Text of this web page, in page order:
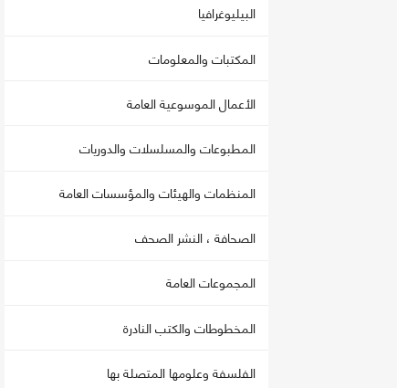
البيليوغرافيا
المكتبات والمعلومات
الأعمال الموسوعية العامة
المطبوعات والمسلسلات والدوريات
المنظمات والهيئات والمؤسسات العامة
الصحافة ، النشر الصحف
المجموعات العامة
المخطوطات والكتب النادرة
الفلسفة وعلومها المتصلة بها